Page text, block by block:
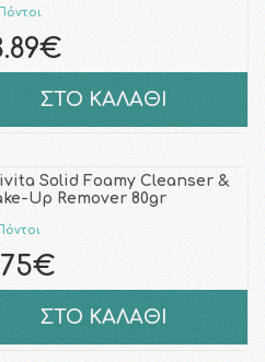
ΣΤΟ ΚΑΛΑΘΙ
Solid Foamy Cleanser &
Up Remover 80gr
ΣΤΟ ΚΑΛΑΘΙ